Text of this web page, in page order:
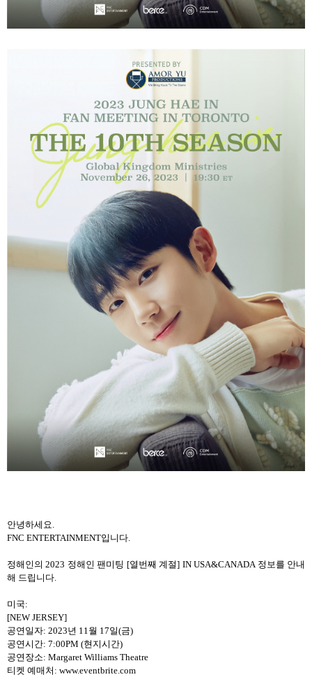
안녕하세요.
FNC ENTERTAINMENT입니다.
정해인의 2023 정해인 팬미팅 [열번째 계절] IN USA&CANADA 정보를 안내
해 드립니다.
미국:
[NEW JERSEY]
공연일자: 2023년 11월 17일(금)
공연시간: 7:00PM (현지시간)
공연장소: Margaret Williams Theatre
티켓 예매처: www.eventbrite.com